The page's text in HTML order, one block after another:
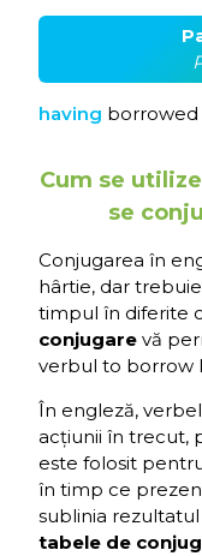
having borrowed
Cum se
se
Conjugarea în
hârtie, dar
timpul în diferite
conjugare vă
verbul to borrow
În engleză,
acțiunii în trecut,
este folosit
în timp ce
sublinia
tabele de